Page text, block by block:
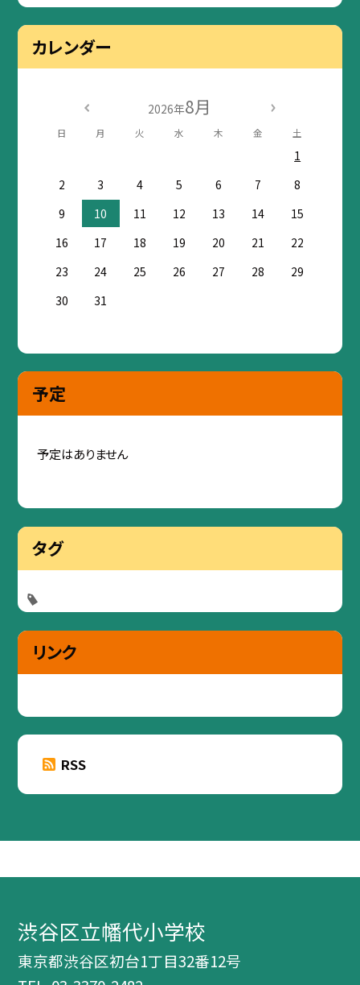
カレンダー
2026年8月
日 月 火 水 木 金 土
1
2
3 4 5 6 7
8
9
10 11 12 13 14
15
16
17 18 19 20 21
22
23
24 25 26 27 28
29
30
31
予定
予定はありません
タグ
リンク
RSS
渋谷区立幡代小学校
東京都渋谷区初台1丁目32番12号